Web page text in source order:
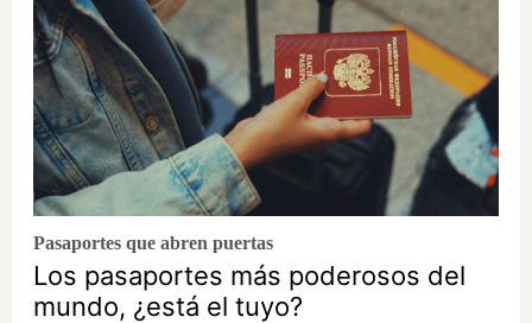
Pasaportes que abren puertas
Los pasaportes más poderosos del
mundo, ¿está el tuyo?